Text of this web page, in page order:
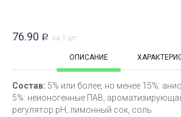
76.90 Р за 1 шт
ОПИСАНИЕ
Состав: 5% или более, но менее 15%:
5%: неионогенные ПАВ,
регулятор рН, лимонный сок, соль